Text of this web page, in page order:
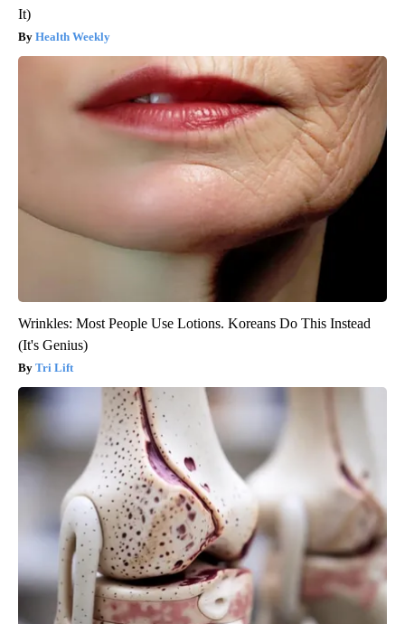
It)
Health Weekly
Wrinkles: Most People Use Lotions. Koreans Do This Instead
(It's Genius)
Tri Lift